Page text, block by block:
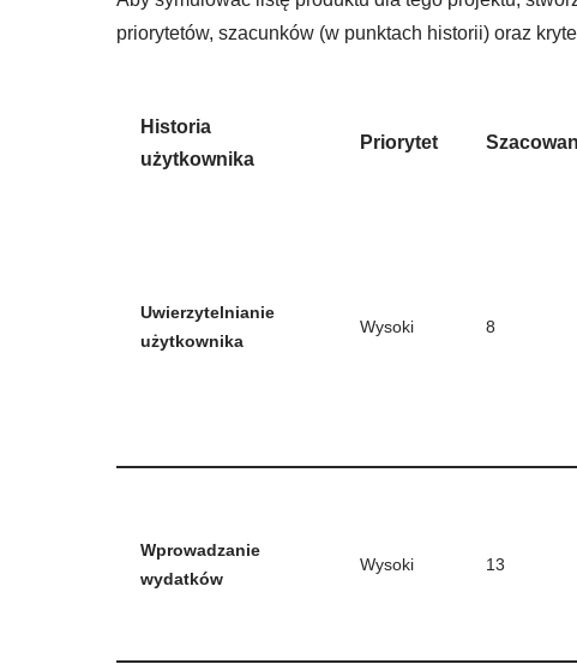
priorytetów, szacunków (w punktach historii) oraz
Historia
użytkownika
Priorytet
Uwierzytelnianie
użytkownika
Wysoki 8
Wprowadzanie
wydatków
Wysoki 13